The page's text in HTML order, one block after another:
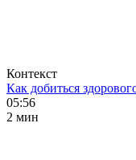
Контекст
Как добиться
05:56
2 мин